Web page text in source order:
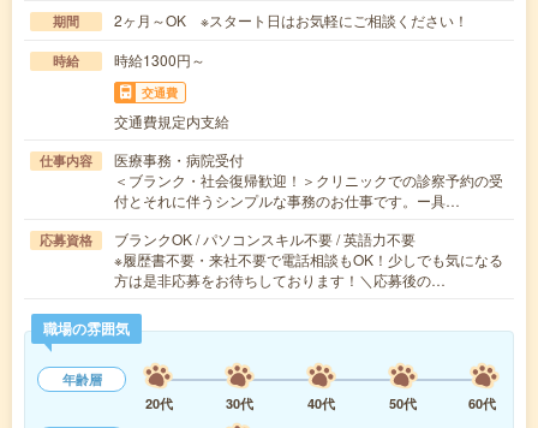
期間 2ヶ月～OK ※スタート日はお気軽にご相談ください！
時給 時給1300円～
交通費
交通費規定内支給
仕事内容
医療事務・病院受付
＜ブランク・社会復帰歓迎！＞クリニックでの診察予約の受
付とそれに伴うシンプルな事務のお仕事です。ー具…
応募資格
ブランクOK / パソコンスキル不要 / 英語力不要
※履歴書不要・来社不要で電話相談もOK！少しでも気になる
方は是非応募をお待ちしております！＼応募後の…
職場の雰囲気
年齢層
20代
30代 40代 50代
60代